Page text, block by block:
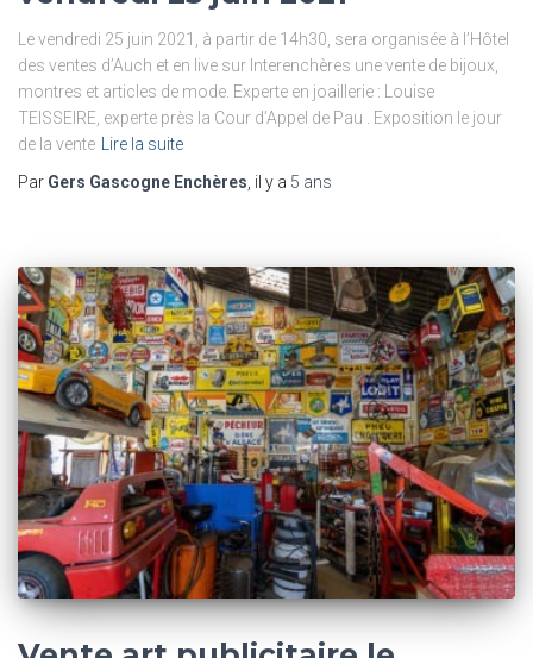
Le vendredi 25 juin 2021, à partir de 14h30, sera organisée à l’Hôtel
des ventes d’Auch et en live sur Interenchères une vente de bijoux,
montres et articles de mode. Experte en joaillerie : Louise
TEISSEIRE, experte près la Cour d’Appel de Pau . Exposition le jour
de la vente Lire la suite
Par Gers Gascogne Enchères, il y a 5 ans